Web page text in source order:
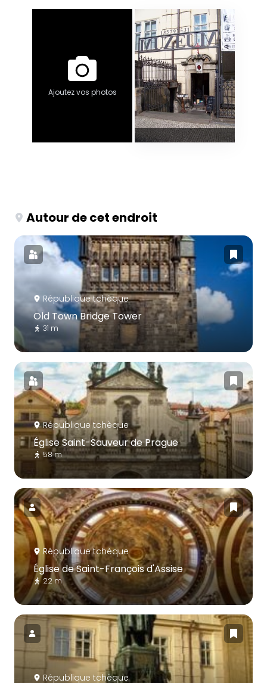
Ajoutez vos photos
Autour de cet endroit
République tchèque
Old Town Bridge Tower
31 m
République tchèque
Église Saint-Sauveur de Prague
58 m
République tchèque
Église de Saint-François d'Assise
22 m
République tchèque